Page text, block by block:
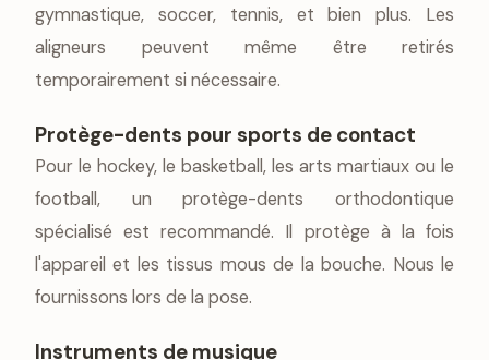
gymnastique, soccer, tennis, et bien plus. Les
aligneurs peuvent même être retirés
temporairement si nécessaire.
Protège-dents pour sports de contact
Pour le hockey, le basketball, les arts martiaux ou le
football, un protège-dents orthodontique
spécialisé est recommandé. Il protège à la fois
l'appareil et les tissus mous de la bouche. Nous le
fournissons lors de la pose.
Instruments de musique